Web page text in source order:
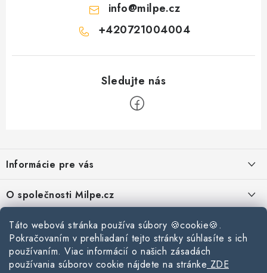
Táto webová stránka používa súbory 🍪cookie🍪.
Pokračovaním v prehliadaní tejto stránky súhlasíte s ich
používaním. Viac informácií o našich zásadách
používania súborov cookie nájdete na stránke ZDE
info@milpe.cz
+420721004004
p
ä
t
Informácie pre vás
Zásady používania súborov cookie
Podmínky ochrany osobních údajů
Obchodní podmínky
O společnosti Milpe.cz
O spoločnosti Milpe
Kontakty
Kontaktné informácie
Stavebný blog